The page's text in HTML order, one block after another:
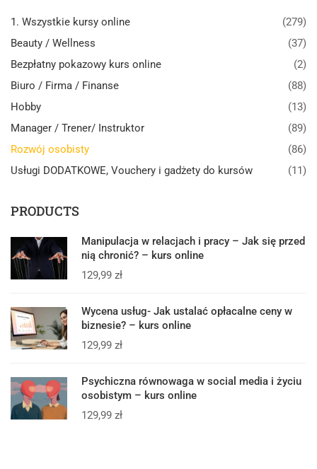
1. Wszystkie kursy online
(279)
Beauty / Wellness
(37)
Bezpłatny pokazowy kurs online
(2)
Biuro / Firma / Finanse
(88)
Hobby
(13)
Manager / Trener/ Instruktor
(89)
Rozwój osobisty
(86)
Usługi DODATKOWE, Vouchery i gadżety do kursów
(11)
PRODUCTS
Manipulacja w relacjach i pracy – Jak się przed
nią chronić? – kurs online
129,99 zł
Wycena usług- Jak ustalać opłacalne ceny w
biznesie? – kurs online
129,99 zł
Psychiczna równowaga w social media i życiu
osobistym – kurs online
129,99 zł